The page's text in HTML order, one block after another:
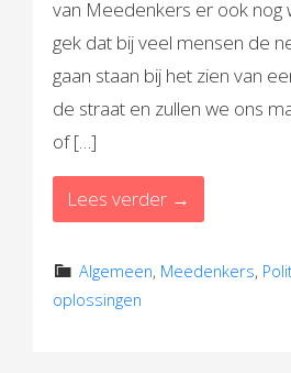
van Meedenkers er ook nog
gek dat bij veel mensen de
gaan staan bij het zien van
de straat en zullen we ons
of […]
Lees verder →
Algemeen, Meedenkers,
oplossingen